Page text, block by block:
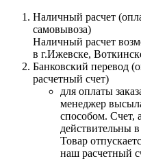
Наличный расчет
самовывоза)
Наличный расчет
в г.Ижевске,
Банковский перевод
расчетный счет)
для оплаты
менеджер
способом. Счет,
действительны
Товар
наш расчетный